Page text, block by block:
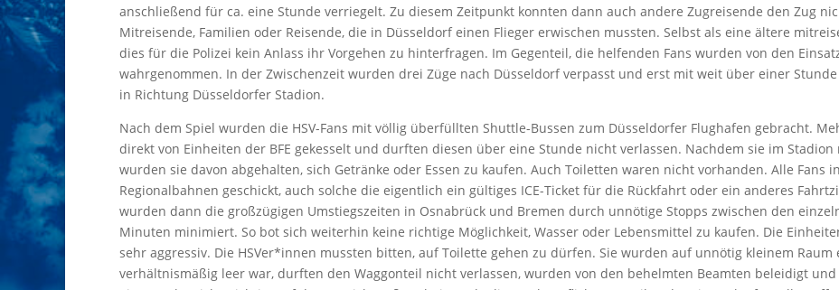
anschließend für ca. eine Stunde verriegelt. Zu diesem Zeitpunkt konnten dann auch andere Zugreisende den Zug
Mitreisende, Familien oder Reisende, die in Düsseldorf einen Flieger erwischen mussten. Selbst als eine ältere
dies für die Polizei kein Anlass ihr Vorgehen zu hinterfragen. Im Gegenteil, die helfenden Fans wurden von den
wahrgenommen. In der Zwischenzeit wurden drei Züge nach Düsseldorf verpasst und erst mit weit über einer
in Richtung Düsseldorfer Stadion.
Nach dem Spiel wurden die HSV-Fans mit völlig überfüllten Shuttle-Bussen zum Düsseldorfer Flughafen gebracht.
direkt von Einheiten der BFE gekesselt und durften diesen über eine Stunde nicht verlassen. Nachdem sie im
wurden sie davon abgehalten, sich Getränke oder Essen zu kaufen. Auch Toiletten waren nicht vorhanden. Alle Fans
Regionalbahnen geschickt, auch solche die eigentlich ein gültiges ICE-Ticket für die Rückfahrt oder ein anderes
wurden dann die großzügigen Umstiegszeiten in Osnabrück und Bremen durch unnötige Stopps zwischen den
Minuten minimiert. So bot sich weiterhin keine richtige Möglichkeit, Wasser oder Lebensmittel zu kaufen. Die
sehr aggressiv. Die HSVer*innen mussten bitten, auf Toilette gehen zu dürfen. Sie wurden auf unnötig kleinem Raum
verhältnismäßig leer war, durften den Waggonteil nicht verlassen, wurden von den behelmten Beamten beleidigt